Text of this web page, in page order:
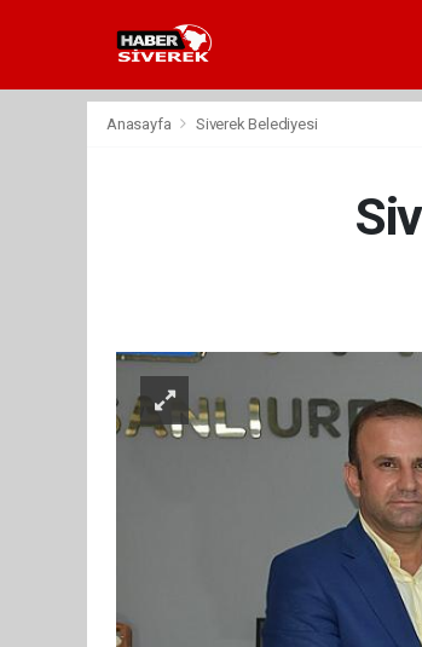
Anasayfa Siverek Belediyesi